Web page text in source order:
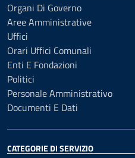
Organi Di Governo
Aree Amministrative
Uffici
Orari Uffici Comunali
Enti E Fondazioni
Politici
Personale Amministrativo
Documenti E Dati
CATEGORIE DI SERVIZIO